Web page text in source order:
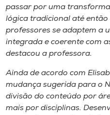
passar por uma
lógica tradicional até então
professores se adaptem a
integrada e coerente com
destacou a professora.
Ainda de acordo com
mudança sugerida para o
divisão do conteúdo por
mais por disciplinas.